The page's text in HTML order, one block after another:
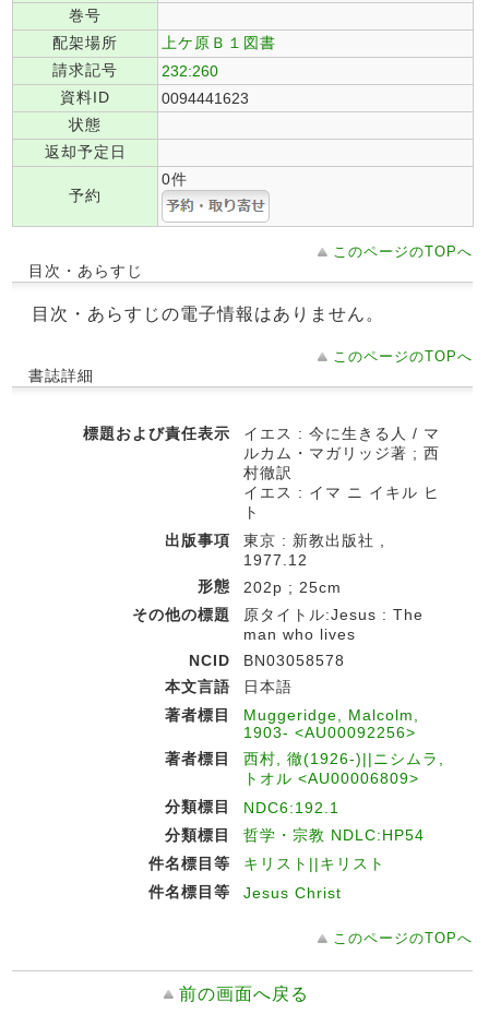
巻号
配架場所
上ケ原Ｂ１図書
請求記号
232:260
資料ID
0094441623
状態
返却予定日
予約
0件
このページのTOPへ
目次・あらすじ
目次・あらすじの電子情報はありません。
このページのTOPへ
書誌詳細
標題および責任表示
イエス : 今に生きる人 / マ
ルカム・マガリッジ著 ; 西
村徹訳
イエス : イマ ニ イキル ヒ
ト
出版事項
東京 : 新教出版社 ,
1977.12
形態
202p ; 25cm
その他の標題
原タイトル:Jesus : The
man who lives
NCID
BN03058578
本文言語
日本語
著者標目
Muggeridge, Malcolm,
1903- <AU00092256>
著者標目
西村, 徹(1926-)||ニシムラ,
トオル <AU00006809>
分類標目
NDC6:192.1
分類標目
哲学・宗教 NDLC:HP54
件名標目等
キリスト||キリスト
件名標目等
Jesus Christ
このページのTOPへ
前の画面へ戻る